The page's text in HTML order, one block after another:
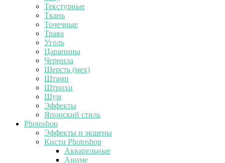
Текстурные
Ткань
Точечные
Трава
Уголь
Царапины
Чернила
Шерсть (мех)
Штамп
Штрихи
Шум
Эффекты
Японский стиль
Photoshop
Эффекты и экшены
Кисти Photoshop
Акварельные
Аниме